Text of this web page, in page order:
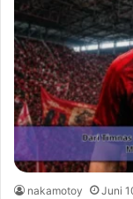
nakamotoy Juni